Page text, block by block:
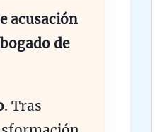
acusación
de
. Tras